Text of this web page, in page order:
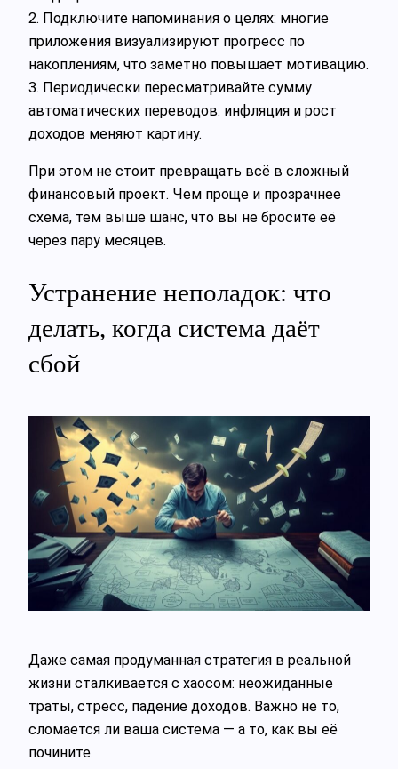
2. Подключите напоминания о целях: многие
приложения визуализируют прогресс по
накоплениям, что заметно повышает мотивацию.
3. Периодически пересматривайте сумму
автоматических переводов: инфляция и рост
доходов меняют картину.
При этом не стоит превращать всё в сложный
финансовый проект. Чем проще и прозрачнее
схема, тем выше шанс, что вы не бросите её
через пару месяцев.
Устранение неполадок: что
делать, когда система даёт
сбой
Даже самая продуманная стратегия в реальной
жизни сталкивается с хаосом: неожиданные
траты, стресс, падение доходов. Важно не то,
сломается ли ваша система — а то, как вы её
почините.